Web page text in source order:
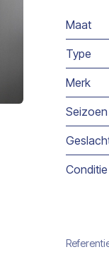
Maat
Type
Merk
Seizoen
Conditie